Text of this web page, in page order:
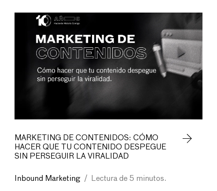
MARKETING DE CONTENIDOS: CÓMO
HACER QUE TU CONTENIDO DESPEGUE
SIN PERSEGUIR LA VIRALIDAD
Inbound Marketing / Lectura de 5 minutos.